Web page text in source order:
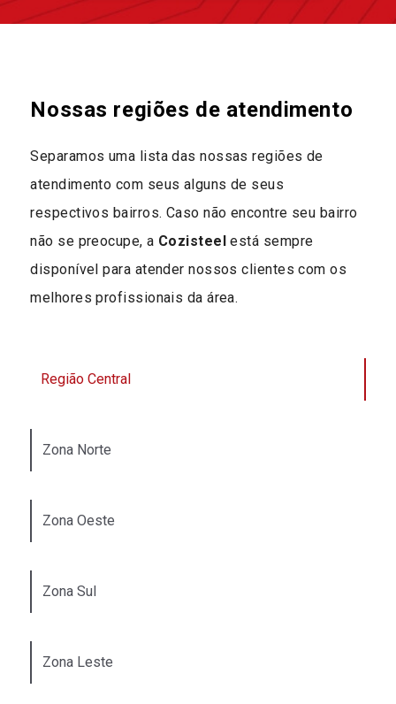
Nossas regiões de atendimento
Separamos uma lista das nossas regiões de
atendimento com seus alguns de seus
respectivos bairros. Caso não encontre seu bairro
não se preocupe, a Cozisteel está sempre
disponível para atender nossos clientes com os
melhores profissionais da área.
Região Central
Zona Norte
Zona Oeste
Zona Sul
Zona Leste